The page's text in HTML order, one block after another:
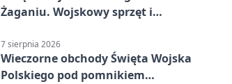
Żaganiu. Wojskowy sprzęt i
7 sierpnia 2026
Wieczorne obchody Święta Wojska
Polskiego pod pomnikiem